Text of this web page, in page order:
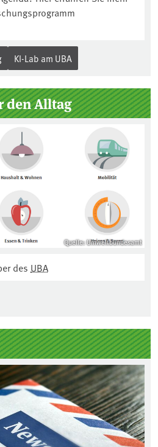
KI-Lab am UBA
den Alltag
Quelle: Umweltbundesamt
des UBA